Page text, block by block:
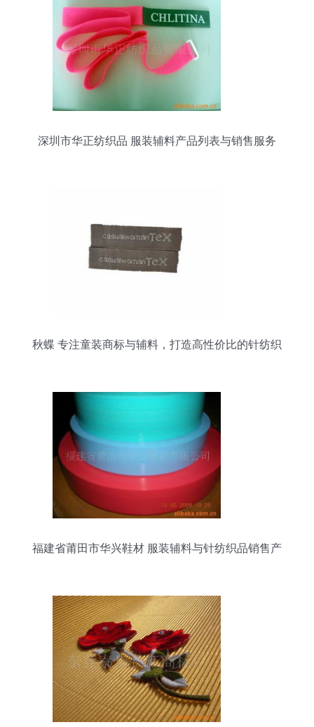
深圳市华正纺织品 服装辅料产品列表与销售服务
秋蝶 专注童装商标与辅料，打造高性价比的针纺织
福建省莆田市华兴鞋材 服装辅料与针纺织品销售产